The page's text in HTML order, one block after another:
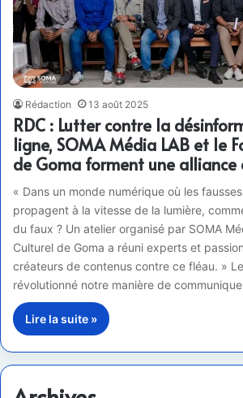
Rédaction 13 août 2025
RDC : Lutter contre la
ligne, SOMA Média LAB et le
de Goma forment une alliance
« Dans un monde numérique où les
propagent à la vitesse de la lumière,
du faux ? Un atelier organisé par SOMA
Culturel de Goma a réuni experts et
créateurs de contenus contre ce fléau. »
révolutionné notre manière de
Lire la suite »